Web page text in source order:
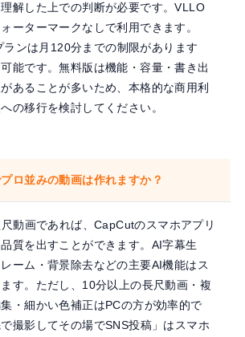
解した上での判断が必要です。VLLO
ーターマークなしで利用できます。
ランは月120分までの制限があります
能です。無料版は機能・容量・書き出
あることが多いため、本格的な商用利
の移行を検討してください。
ロ並みの動画は作れますか？
動画であれば、CapCutのスマホアプリ
質を出すことができます。AI字幕生
ーム・背景除去などの主要AI機能はス
す。ただし、10分以上の長尺動画・複
・細かい色補正はPCの方が効率的で
撮影してその場でSNS投稿」はスマホ